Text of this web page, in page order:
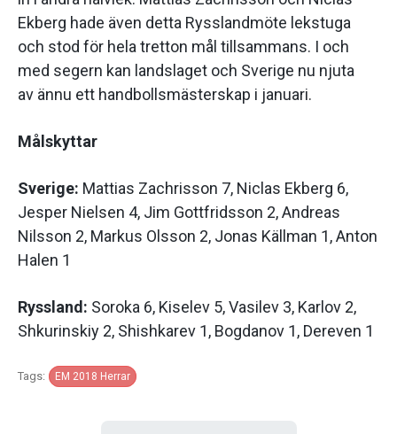
Ekberg hade även detta Rysslandmöte lekstuga
och stod för hela tretton mål tillsammans. I och
med segern kan landslaget och Sverige nu njuta
av ännu ett handbollsmästerskap i januari.
Målskyttar
Sverige: Mattias Zachrisson 7, Niclas Ekberg 6,
Jesper Nielsen 4, Jim Gottfridsson 2, Andreas
Nilsson 2, Markus Olsson 2, Jonas Källman 1, Anton
Halen 1
Ryssland: Soroka 6, Kiselev 5, Vasilev 3, Karlov 2,
Shkurinskiy 2, Shishkarev 1, Bogdanov 1, Dereven 1
Tags: EM 2018 Herrar